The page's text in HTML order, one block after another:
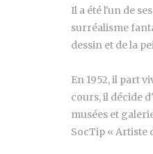
Il a été l'un de
surréalisme
dessin et de la
En 1952, il part
cours, il décide
musées et
SocTip « Artiste